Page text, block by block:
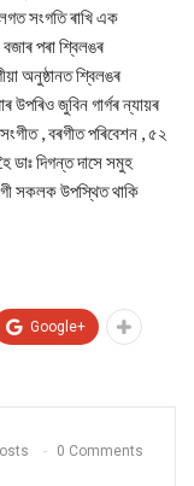
সংগতি ৰাখি এক
পৰা শ্বিলঙৰ
অনুষ্ঠানত শ্বিলঙৰ
জুবিন গাৰ্গৰ ন্যায়ৰ
সংগীত , বৰগীত পৰিবেশন , ৫২
দিগন্ত দাসে সমুহ
সকলক উপস্থিত থাকি
Google+
0 Comments